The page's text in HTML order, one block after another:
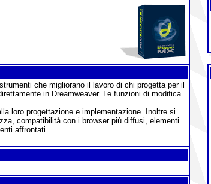
che migliorano il lavoro di chi progetta per il
in Dreamweaver. Le funzioni di modifica
loro progettazione e implementazione. Inoltre si
compatibilità con i browser più diffusi, elementi
affrontati.